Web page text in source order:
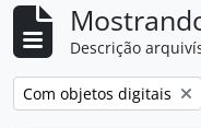
Descrição
Remover filtro:
Com objetos digitais